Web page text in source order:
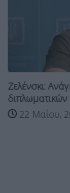
Ζελένσκι:
διπλωματικών
22 Μαΐου,